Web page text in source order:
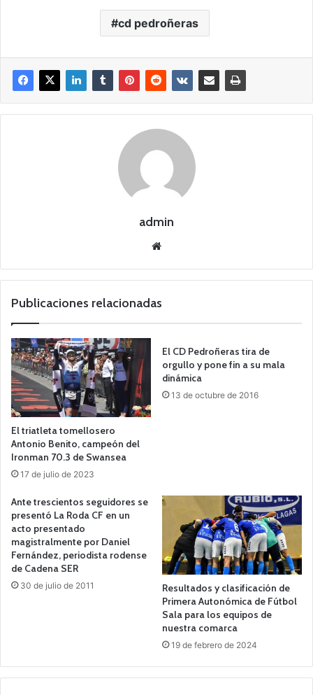
cd pedroñeras
admin
we
Publicaciones relacionadas
El triatleta tomellosero
Antonio Benito, campeón del
Ironman 70.3 de Swansea
17 de julio de 2023
El CD Pedroñeras tira de
orgullo y pone fin a su mala
dinámica
13 de octubre de 2016
Ante trescientos seguidores se
presentó La Roda CF en un
acto presentado
magistralmente por Daniel
Fernández, periodista rodense
de Cadena SER
30 de julio de 2011
Resultados y clasificación de
Primera Autonómica de Fútbol
Sala para los equipos de
nuestra comarca
19 de febrero de 2024